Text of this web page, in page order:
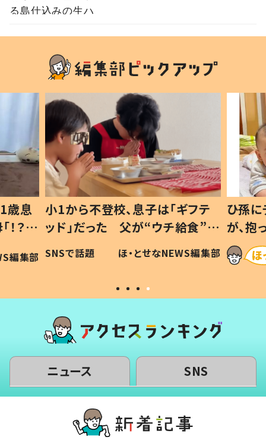
歳息
？」
編集部
小1から不登校、息子は「ギフテ
ッド」だった 父が“ウチ給食”を
作り続ける理由とは #令和の親
#令和の子
SNSで話題 ほ・とせなNEWS編集部
ひ孫
が、
「涙が
い」
ニュース SNS